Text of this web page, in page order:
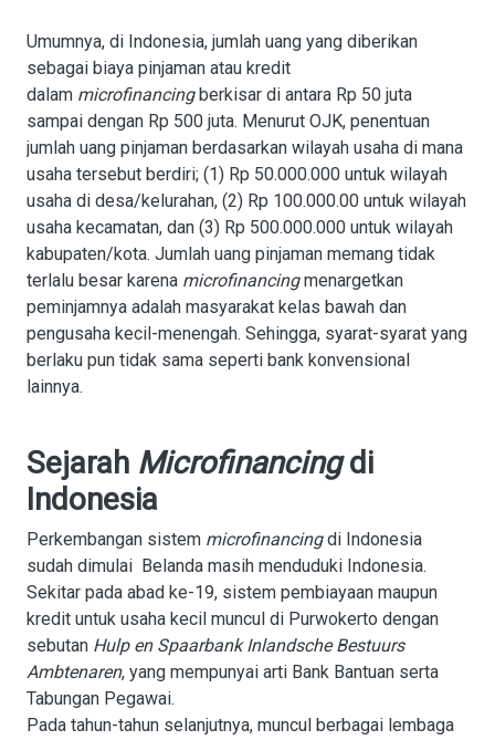
Umumnya, di Indonesia, jumlah uang yang diberikan
sebagai biaya pinjaman atau kredit
dalam microfinancingberkisar di antara Rp 50 juta
sampai dengan Rp 500 juta. Menurut OJK, penentuan
jumlah uang pinjaman berdasarkan wilayah usaha di mana
usaha tersebut berdiri; (1) Rp 50.000.000 untuk wilayah
usaha di desa/kelurahan, (2) Rp 100.000.00 untuk wilayah
usaha kecamatan, dan (3) Rp 500.000.000 untuk wilayah
kabupaten/kota. Jumlah uang pinjaman memang tidak
terlalu besar karena microfinancingmenargetkan
peminjamnya adalah masyarakat kelas bawah dan
pengusaha kecil-menengah. Sehingga, syarat-syarat yang
berlaku pun tidak sama seperti bank konvensional
lainnya.
Sejarah Microfinancingdi
Indonesia
Perkembangan sistem microfinancingdi Indonesia
sudah dimulai Belanda masih menduduki Indonesia.
Sekitar pada abad ke-19, sistem pembiayaan maupun
kredit untuk usaha kecil muncul di Purwokerto dengan
sebutan Hulp en Spaarbank Inlandsche Bestuurs
Ambtenaren, yang mempunyai arti Bank Bantuan serta
Tabungan Pegawai.
Pada tahun-tahun selanjutnya, muncul berbagai lembaga